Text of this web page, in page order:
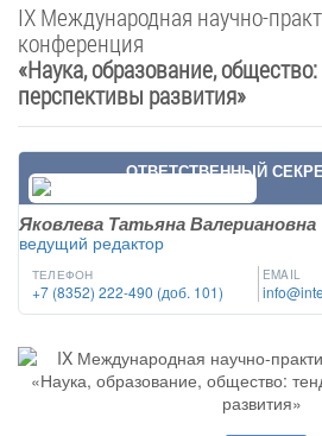
IX Международная научно-
конференция
«Наука, образование,
перспективы развития»
ОТВЕТСТВЕННЫЙ
Яковлева Татьяна Валериановна
ведущий редактор
ТЕЛЕФОН
+7 (8352) 222-490 (доб. 101)
EMAIL